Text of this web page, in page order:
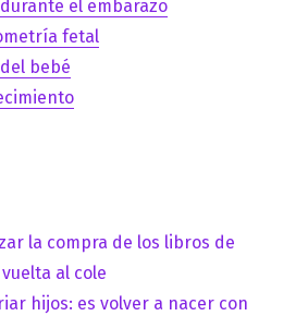
el embarazo
fetal
bebé
la compra de los libros de
al cole
hijos: es volver a nacer con